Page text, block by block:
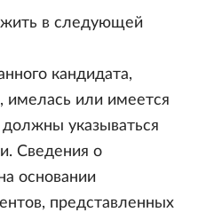
в следующей
кандидата,
имелась или имеется
указываться
Сведения о
основании
представленных